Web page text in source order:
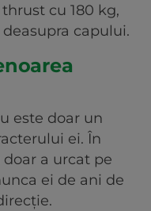
cu 180 kg,
capului.
este doar un
ei. În
doar a urcat pe
ei de ani de